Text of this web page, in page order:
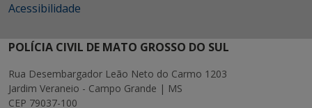
Acessibilidade
POLÍCIA CIVIL DE MATO GROSSO DO SUL
Rua Desembargador Leão Neto do Carmo 1203
Jardim Veraneio - Campo Grande | MS
CEP 79037-100